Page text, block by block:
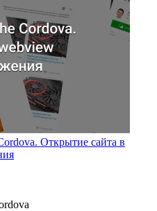
Открытие сайта в